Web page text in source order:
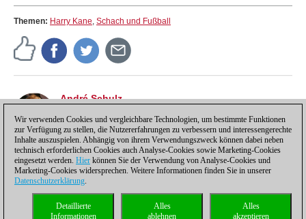
Themen: Harry Kane, Schach und Fußball
André Schulz
der Redakteur der deutschsprachigen ChessBase
Schachnachrichten-Seite.
Datenschutzhinweis| Kontakt| |Lizenzen
Compliance Hotline|
Wir verwenden Cookies und vergleichbare Technologien, um bestimmte Funktionen
zur Verfügung zu stellen, die Nutzererfahrungen zu verbessern und interessengerechte
Inhalte auszuspielen. Abhängig von ihrem Verwendungszweck können dabei neben
technisch erforderlichen Cookies auch Analyse-Cookies sowie Marketing-Cookies
eingesetzt werden. Hier können Sie der Verwendung von Analyse-Cookies und
Marketing-Cookies widersprechen. Weitere Informationen finden Sie in unserer
Datenschutzerklärung.
Alles
akzeptieren
Alles
ablehnen
Detaillierte
Informationen